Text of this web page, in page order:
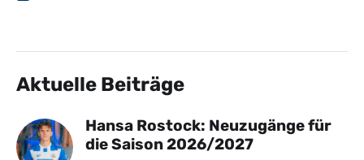
Aktuelle Beiträge
Hansa Rostock: Neuzugänge für
die Saison 2026/2027